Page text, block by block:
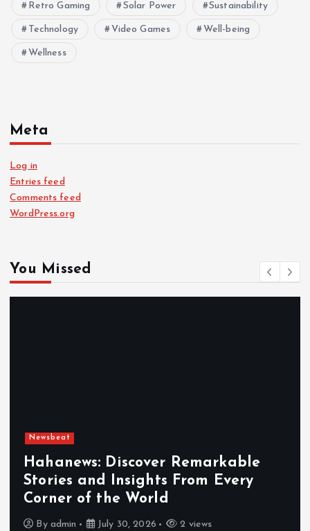
Retro Gaming Solar Power Sustainability
Technology Video Games Well-being
Wellness
Meta
Log in
Entries feed
Comments feed
WordPress.org
You Missed
Newsbeat
Hahanews: Discover Remarkable
Stories and Insights From Every
Corner of the World
By admin July 30, 2026 2 views